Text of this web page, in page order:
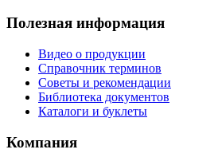
Полезная информация
Видео о продукции
Справочник терминов
Советы и рекомендации
Библиотека документов
Каталоги и буклеты
Компания